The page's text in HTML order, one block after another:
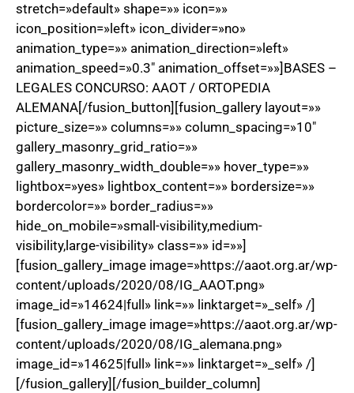
stretch=»default» shape=»» icon=»»
icon_position=»left» icon_divider=»no»
animation_type=»» animation_direction=»left»
animation_speed=»0.3″ animation_offset=»»]BASES –
LEGALES CONCURSO: AAOT / ORTOPEDIA
ALEMANA[/fusion_button][fusion_gallery layout=»»
picture_size=»» columns=»» column_spacing=»10″
gallery_masonry_grid_ratio=»»
gallery_masonry_width_double=»» hover_type=»»
lightbox=»yes» lightbox_content=»» bordersize=»»
bordercolor=»» border_radius=»»
hide_on_mobile=»small-visibility,medium-
visibility,large-visibility» class=»» id=»»]
[fusion_gallery_image image=»https://aaot.org.ar/wp-
content/uploads/2020/08/IG_AAOT.png»
image_id=»14624|full» link=»» linktarget=»_self» /]
[fusion_gallery_image image=»https://aaot.org.ar/wp-
content/uploads/2020/08/IG_alemana.png»
image_id=»14625|full» link=»» linktarget=»_self» /]
[/fusion_gallery][/fusion_builder_column]